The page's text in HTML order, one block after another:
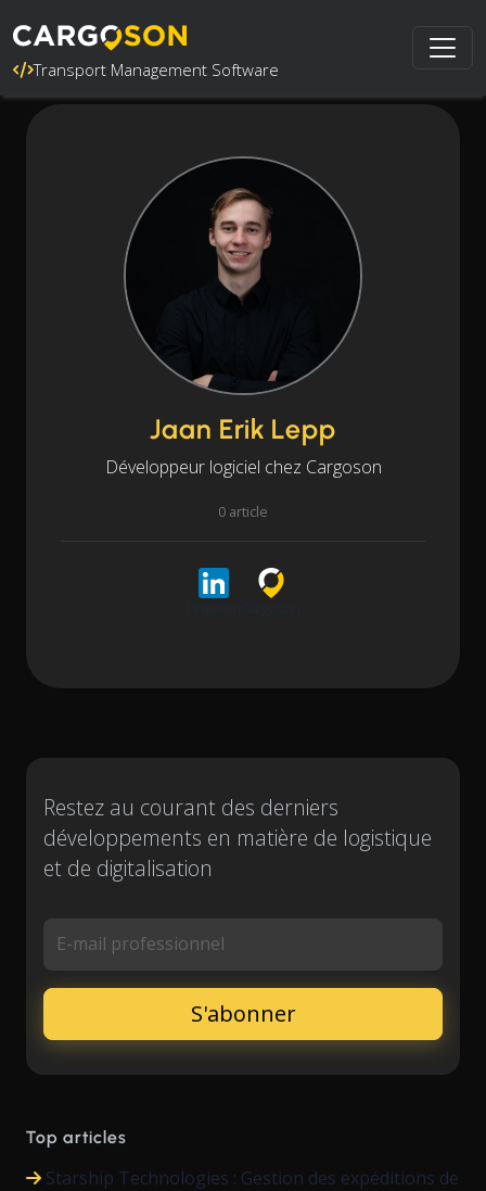
Transport Management Software
Jaan Erik Lepp
Développeur logiciel chez Cargoson
0 article
Restez au courant des derniers
développements en matière de logistique
et de digitalisation
E-mail professionnel
Top articles
Starship Technologies : Gestion des expéditions de